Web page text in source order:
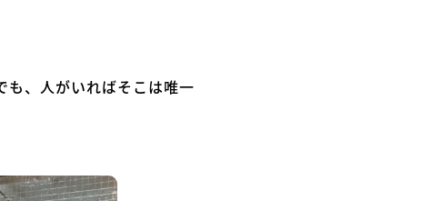
も、人がいればそこは唯一